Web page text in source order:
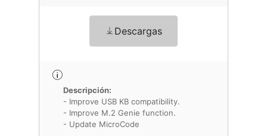
Descargas
Descripción:
- Improve USB KB compatibility.
- Improve M.2 Genie function.
- Update MicroCode